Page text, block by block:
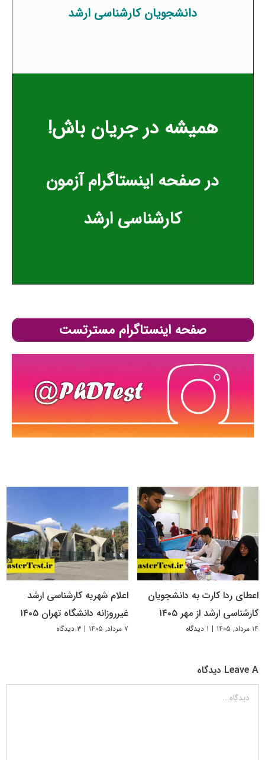
دانشجویان کارشناسی ارشد
همیشه در جریان باش!
درصفحه اینستاگرام آزمون
کارشناسی ارشد
صفحه اینستاگرام مسترتست
اعطای ردا کارت به دانشجویان
کارشناسی ارشد از مهر ۱۴۰۵
۱۴ مرداد, ۱۴۰۵ | ۱ دیدگاه
اعلام شهریه کارشناسی ارشد
غیرروزانه دانشگاه تهران ۱۴۰۵
۷ مرداد, ۱۴۰۵ | ۳ دیدگاه
Leave A دیدگاه
دیدگاه